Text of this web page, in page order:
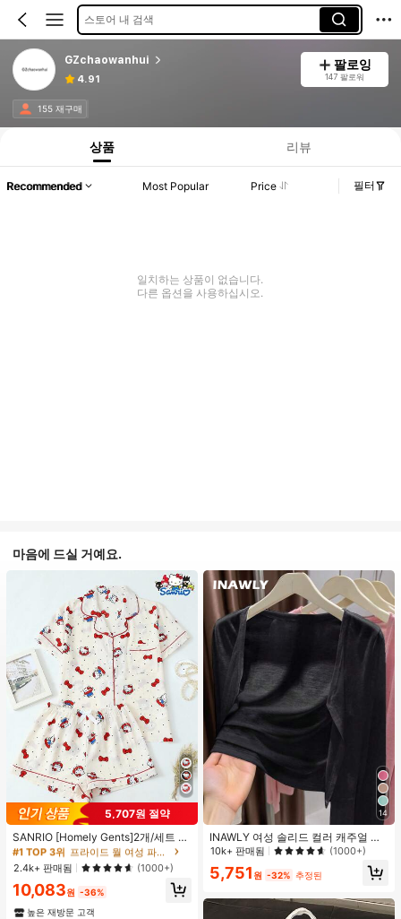
스토어 내 검색
GZchaowanhui
4.91
팔로잉
147 팔로워
155 재구매
상품 리뷰
Recommended Most Popular Price 필터
일치하는 상품이 없습니다.
다른 옵션을 사용하십시오.
마음에 드실 거예요.
5,707원 절약
SANRIO [Homely Gents]2개/세트 여
성 프린트 라펠 반팔 버튼 포켓 상의
및 보우 반바지 잠옷 세트, 캐주얼 홈
웨어, 봄/여름에 적합
#1 TOP 3위
프라이드 월 여성 파자마 세트
거의 매진!
#1 TOP 3위
프라이드 월 여성 파자마 세트
거의 매진!
#1 TOP 3위
프라이드 월 여성 파자마 세트
거의 매진!
#1 TOP 3위
거의 매진!
2.4k+ 판매됨 (1000+)
10,083원 -36%
높은 재방문 고객
14
INAWLY 여성 솔리드 컬러 캐주얼 얇
은 가디건, 봄/여름
10k+ 판매됨 (1000+)
5,751 원 -32% 추정된